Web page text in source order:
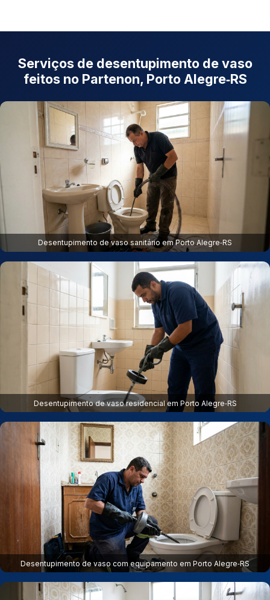
Serviços de desentupimento de vaso
feitos no Partenon, Porto Alegre‑RS
Desentupimento de vaso sanitário em Porto Alegre‑RS
Desentupimento de vaso residencial em Porto Alegre‑RS
Desentupimento de vaso com equipamento em Porto Alegre‑RS